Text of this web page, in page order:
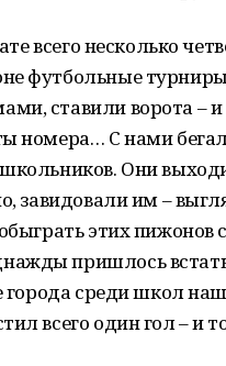
всего несколько
футбольные
ставили ворота –
номера… С нами
Они
завидовали им –
этих пижонов
пришлось встать
города среди школ
всего один гол – и